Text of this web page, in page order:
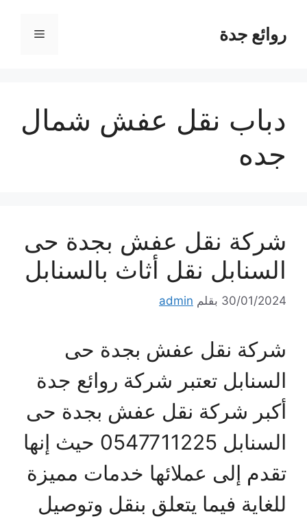
المحتوىروائع جدة القائمة
دباب نقل عفش شمال
جده
شركة نقل عفش بجدة حى
السنابل نقل أثاث بالسنابل
30/01/2024 بقلم admin
شركة نقل عفش بجدة حى
السنابل تعتبر شركة روائع جدة
أكبر شركة نقل عفش بجدة حى
السنابل 0547711225 حيث إنها
تقدم إلى عملائها خدمات مميزة
للغاية فيما يتعلق بنقل وتوصيل